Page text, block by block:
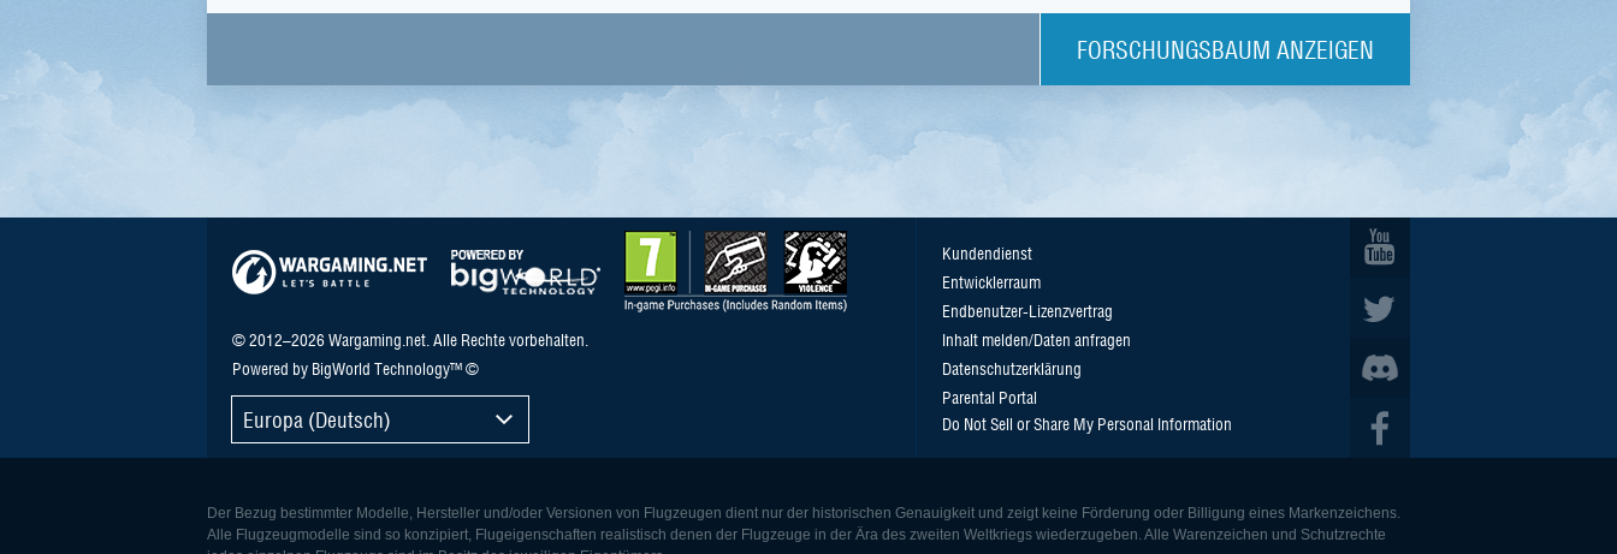
FORSCHUNGSBAUM ANZEIGEN
© 2012–2026 Wargaming.net. Alle Rechte vorbehalten.
Powered by BigWorld Technology™ ©
Europa (Deutsch)
Kundendienst
Entwicklerraum
Endbenutzer-Lizenzvertrag
Inhalt melden/Daten anfragen
Datenschutzerklärung
Parental Portal
Do Not Sell or Share My Personal Information
Der Bezug bestimmter Modelle, Hersteller und/oder Versionen von Flugzeugen dient nur der historischen Genauigkeit und zeigt keine Förderung oder Billigung eines Markenzeichens.
Alle Flugzeugmodelle sind so konzipiert, Flugeigenschaften realistisch denen der Flugzeuge in der Ära des zweiten Weltkriegs wiederzugeben. Alle Warenzeichen und Schutzrechte